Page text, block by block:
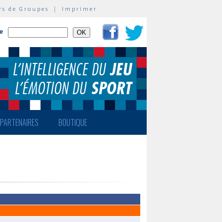
de Groupes | Imprimer
PARTENAIRES BOUTIQUE